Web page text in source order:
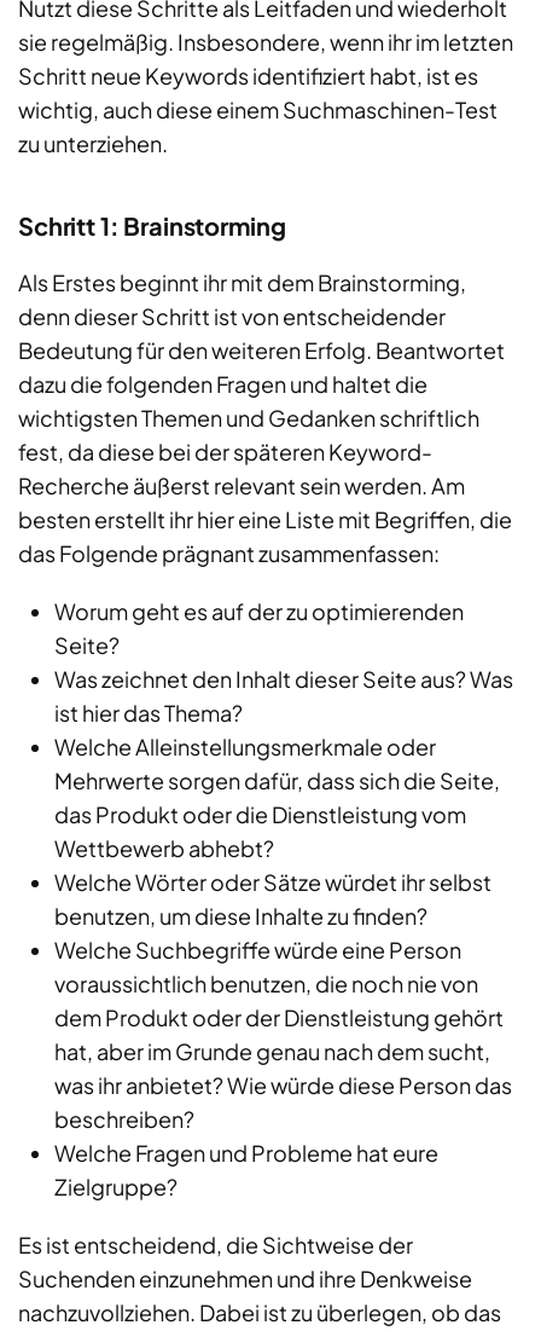
Nutzt diese Schritte als Leitfaden und wiederholt
sie regelmäßig. Insbesondere, wenn ihr im letzten
Schritt neue Keywords identifiziert habt, ist es
wichtig, auch diese einem Suchmaschinen-Test
zu unterziehen.
Schritt 1: Brainstorming
Als Erstes beginnt ihr mit dem Brainstorming,
denn dieser Schritt ist von entscheidender
Bedeutung für den weiteren Erfolg. Beantwortet
dazu die folgenden Fragen und haltet die
wichtigsten Themen und Gedanken schriftlich
fest, da diese bei der späteren Keyword-
Recherche äußerst relevant sein werden. Am
besten erstellt ihr hier eine Liste mit Begriffen, die
das Folgende prägnant zusammenfassen:
Worum geht es auf der zu optimierenden
Seite?
Was zeichnet den Inhalt dieser Seite aus? Was
ist hier das Thema?
Welche Alleinstellungsmerkmale oder
Mehrwerte sorgen dafür, dass sich die Seite,
das Produkt oder die Dienstleistung vom
Wettbewerb abhebt?
Welche Wörter oder Sätze würdet ihr selbst
benutzen, um diese Inhalte zu finden?
Welche Suchbegriffe würde eine Person
voraussichtlich benutzen, die noch nie von
dem Produkt oder der Dienstleistung gehört
hat, aber im Grunde genau nach dem sucht,
was ihr anbietet? Wie würde diese Person das
beschreiben?
Welche Fragen und Probleme hat eure
Zielgruppe?
Es ist entscheidend, die Sichtweise der
Suchenden einzunehmen und ihre Denkweise
nachzuvollziehen. Dabei ist zu überlegen, ob das